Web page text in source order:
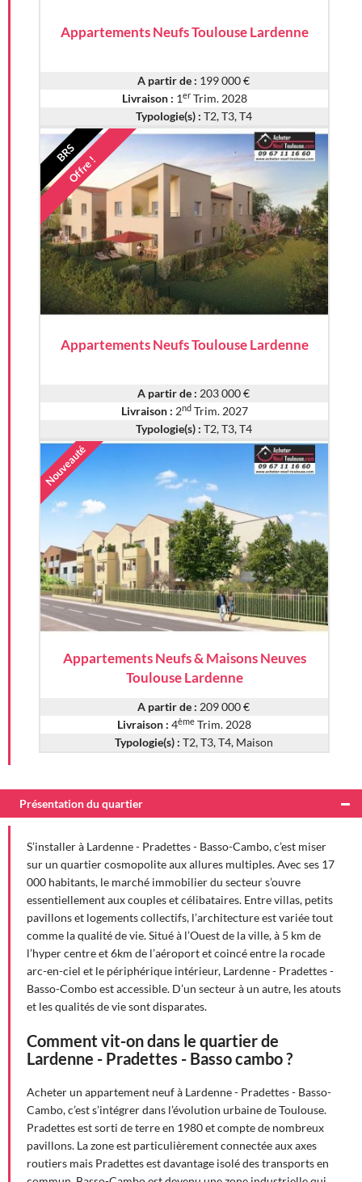
Appartements Neufs Toulouse Lardenne
A partir de : 199 000 €
Livraison : 1erTrim. 2028
Typologie(s) : T2, T3, T4
BRS
Offre !
Appartements Neufs Toulouse Lardenne
A partir de : 203 000 €
Livraison : 2ndTrim. 2027
Typologie(s) : T2, T3, T4
Nouveauté
Appartements Neufs & Maisons Neuves
Toulouse Lardenne
A partir de : 209 000 €
Livraison : 4ème Trim. 2028
Typologie(s) : T2, T3, T4, Maison
Présentation du quartier
S’installer à Lardenne - Pradettes - Basso-Cambo, c’est miser
sur un quartier cosmopolite aux allures multiples. Avec ses 17
000 habitants, le marché immobilier du secteur s’ouvre
essentiellement aux couples et célibataires. Entre villas, petits
pavillons et logements collectifs, l’architecture est variée tout
comme la qualité de vie. Situé à l’Ouest de la ville, à 5 km de
l’hyper centre et 6km de l’aéroport et coincé entre la rocade
arc-en-ciel et le périphérique intérieur, Lardenne - Pradettes -
Basso-Combo est accessible. D’un secteur à un autre, les atouts
et les qualités de vie sont disparates.
Comment vit-on dans le quartier de
Lardenne - Pradettes - Basso cambo ?
Acheter un appartement neuf à Lardenne - Pradettes - Basso-
Cambo, c’est s’intégrer dans l’évolution urbaine de Toulouse.
Pradettes est sorti de terre en 1980 et compte de nombreux
pavillons. La zone est particulièrement connectée aux axes
routiers mais Pradettes est davantage isolé des transports en